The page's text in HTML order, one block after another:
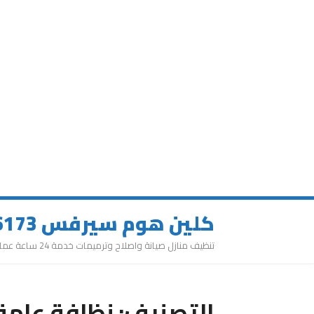
كلين هوم سيرفس 0543626173
تنظيف منازل صيانة واصلاح وترميمات خدمة 24 ساعة عمالة مميزة